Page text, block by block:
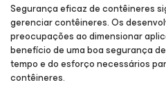
Segurança eficaz de contêineres
gerenciar contêineres. Os
preocupações ao dimensionar
benefício de uma boa segurança
tempo e do esforço necessários
contêineres.